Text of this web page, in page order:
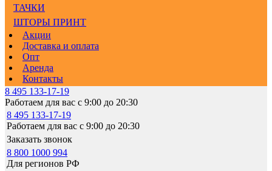
ТАЧКИ
ШТОРЫ ПРИНТ
Акции
Доставка и оплата
Опт
Аренда
Контакты
8 495 133-17-19
Работаем для вас с 9:00 до 20:30
8 495 133-17-19
Работаем для вас с 9:00 до 20:30
Заказать звонок
8 800 1000 994
Для регионов РФ